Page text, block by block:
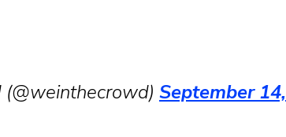
September 14,